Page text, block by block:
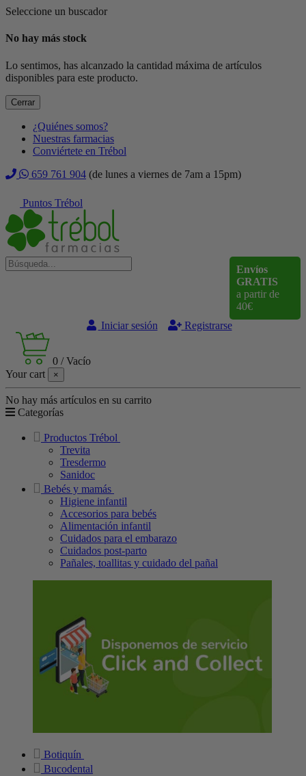
Seleccione un buscador
No hay más stock
Lo sentimos, has alcanzado la cantidad máxima de artículos
disponibles para este producto.
Cerrar
¿Quiénes somos?
Nuestras farmacias
Conviértete en Trébol
659 761 904 (de lunes a viernes de 7am a 15pm)
Puntos Trébol
Envíos
GRATIS
a partir de
40€
Iniciar sesión
Registrarse
0 /Vacío
Your cart
×
No hay más artículos en su carrito
Categorías
Productos Trébol
Trevita
Tresdermo
Sanidoc
Bebés y mamás
Higiene infantil
Accesorios para bebés
Alimentación infantil
Cuidados para el embarazo
Cuidados post-parto
Pañales, toallitas y cuidado del pañal
Botiquín
Bucodental